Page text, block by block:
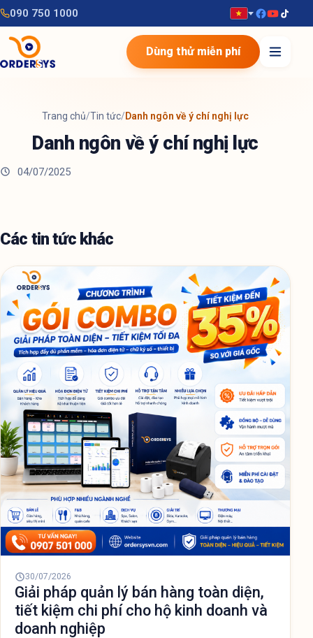
090 750 1000
Dùng thử miễn phí
Trang chủ/Tin tức/Danh ngôn về ý chí nghị lực
Danh ngôn về ý chí nghị lực
04/07/2025
Các tin tức khác
30/07/2026
Giải pháp quản lý bán hàng toàn diện,
tiết kiệm chi phí cho hộ kinh doanh và
doanh nghiệp